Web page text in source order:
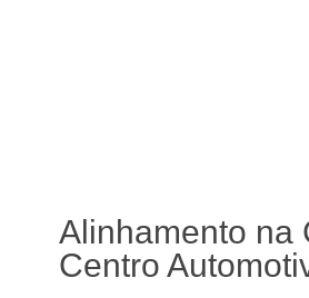
Alinhamento na
Centro